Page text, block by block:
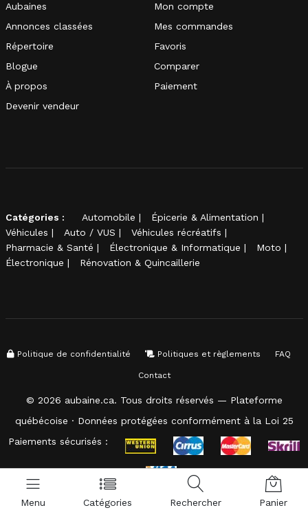
Aubaines
Annonces classées
Répertoire
Blogue
À propos
Devenir vendeur
Mon compte
Mes commandes
Favoris
Comparer
Paiement
Catégories : Automobile
Épicerie & Alimentation
Véhicules
Auto / VUS
Véhicules récréatifs
Pharmacie & Santé
Électronique & Informatique
Moto
Électronique
Rénovation & Quincaillerie
Politique de confidentialité Politiques et règlements FAQ
Contact
© 2026 aubaine.ca. Tous droits réservés — Plateforme
québécoise · Données protégées conformément à la Loi 25
Paiements sécurisés :
Menu Catégories Rechercher Panier